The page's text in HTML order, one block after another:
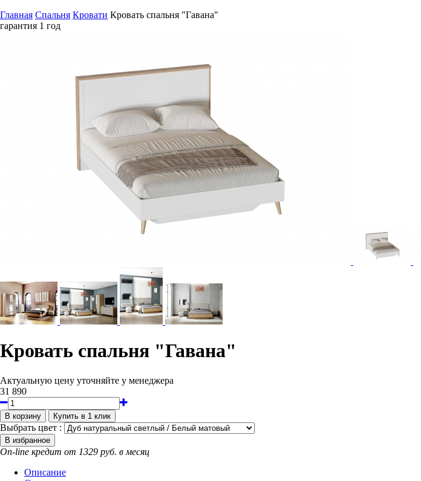
Главная Спальня Кровати Кровать спальня "Гавана"
гарантия 1 год
Кровать спальня "Гавана"
Актуальную цену уточняйте у менеджера
31 890
Выбрать цвет :
On-line кредит от 1329 руб. в месяц
Описание